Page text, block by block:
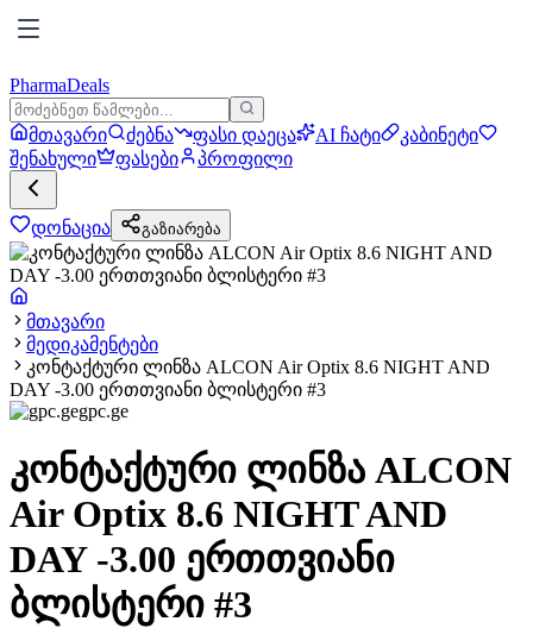
PharmaDeals
მთავარი ძებნა ფასი დაეცა AI ჩატი
კაბინეტი
შენახული
ფასები პროფილი
დონაცია გაზიარება
მთავარი
მედიკამენტები
კონტაქტური ლინზა ALCON Air Optix 8.6 NIGHT AND
DAY -3.00 ერთთვიანი ბლისტერი #3
gpc.ge
კონტაქტური ლინზა ALCON
Air Optix 8.6 NIGHT AND
DAY -3.00 ერთთვიანი
ბლისტერი #3